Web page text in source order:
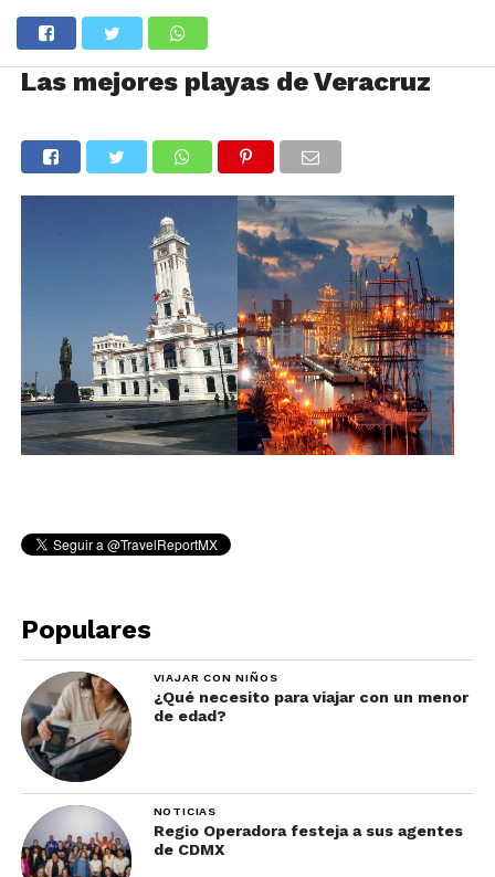
Las mejores playas de Veracruz
Populares
VIAJAR CON NIÑOS
¿Qué necesito para viajar con un menor
de edad?
NOTICIAS
Regio Operadora festeja a sus agentes
de CDMX